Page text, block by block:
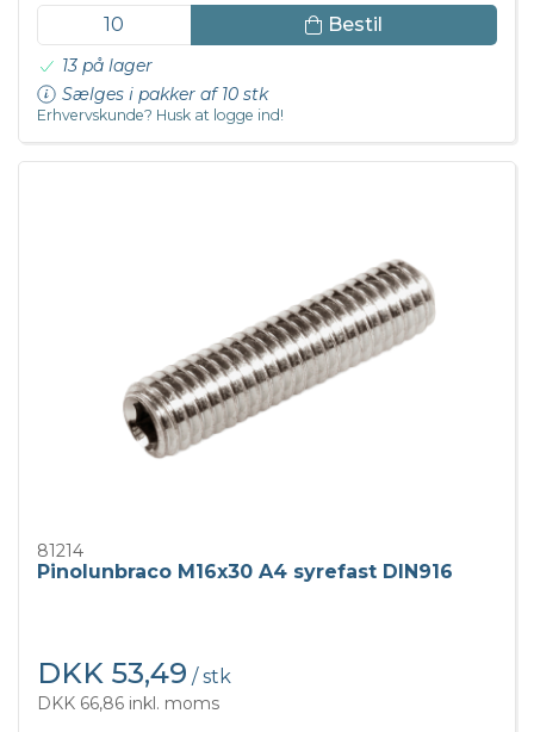
Bestil
13 på lager
Sælges i pakker af 10 stk
Erhvervskunde? Husk at logge ind!
81214
Pinolunbraco M16x30 A4 syrefast DIN916
DKK 53,49 / stk
DKK 66,86 inkl. moms